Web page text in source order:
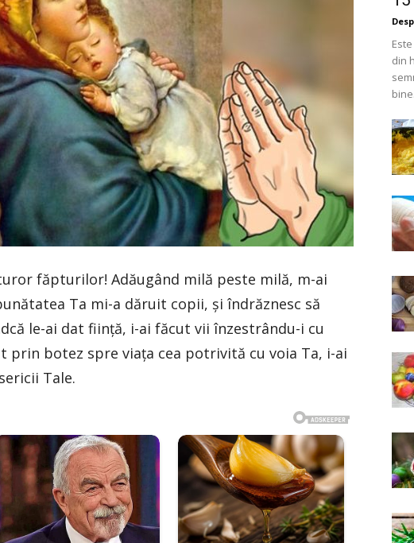
făpturilor! Adăugând milă peste milă, m-ai
Ta mi-a dăruit copii, şi îndrăznesc să
le-ai dat fiinţă, i-ai făcut vii înzestrându-i cu
prin botez spre viaţa cea potrivită cu voia Ta, i-ai
Tale.
din